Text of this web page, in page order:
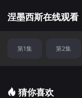
涅墨西斯在线观看
第1集 第2集
猜你喜欢